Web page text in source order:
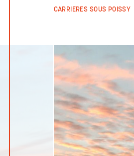
CARRIERES SOUS POISSY